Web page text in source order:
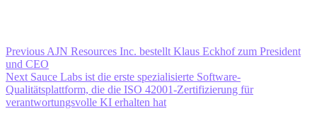
Previous AJN Resources Inc. bestellt Klaus Eckhof zum President
und CEO
Next Sauce Labs ist die erste spezialisierte Software-
Qualitätsplattform, die die ISO 42001-Zertifizierung für
verantwortungsvolle KI erhalten hat